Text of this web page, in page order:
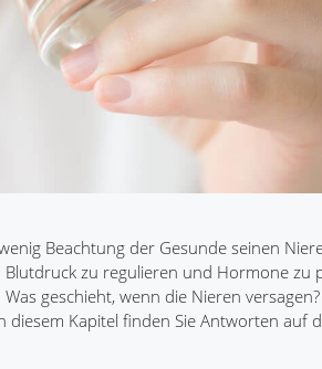
Beachtung der Gesunde seinen
zu regulieren und Hormone zu
geschieht, wenn die Nieren
diesem Kapitel finden Sie Antworten auf